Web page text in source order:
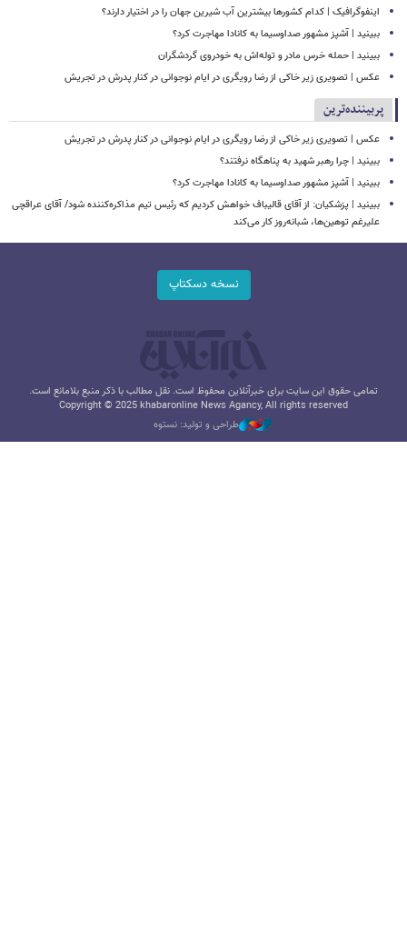
اینفوگرافیک | کدام کشورها بیشترین آب شیرین جهان را در اختیار دارند؟
ببینید | آشپز مشهور صداوسیما به کانادا مهاجرت کرد؟
ببینید | حمله خرس مادر و توله‌اش به خودروی گردشگران
عکس | تصویری زیر خاکی از رضا رویگری در ایام نوجوانی در کنار پدرش در تجریش
پربیننده‌ترین
عکس | تصویری زیر خاکی از رضا رویگری در ایام نوجوانی در کنار پدرش در تجریش
ببینید | چرا رهبر شهید به پناهگاه نرفتند؟
ببینید | آشپز مشهور صداوسیما به کانادا مهاجرت کرد؟
ببینید | پزشکیان: از آقای قالیباف خواهش کردیم که رئیس تیم مذاکره‌کننده شود/ آقای عراقچی
علیرغم توهین‌ها، شبانه‌روز کار می‌کند
نسخه دسکتاپ
تمامی حقوق این سایت برای خبرآنلاین محفوظ است. نقل مطالب با ذکر منبع بلامانع است.
Copyright © 2025 khabaronline News Agancy, All rights reserved
طراحی و تولید: نستوه